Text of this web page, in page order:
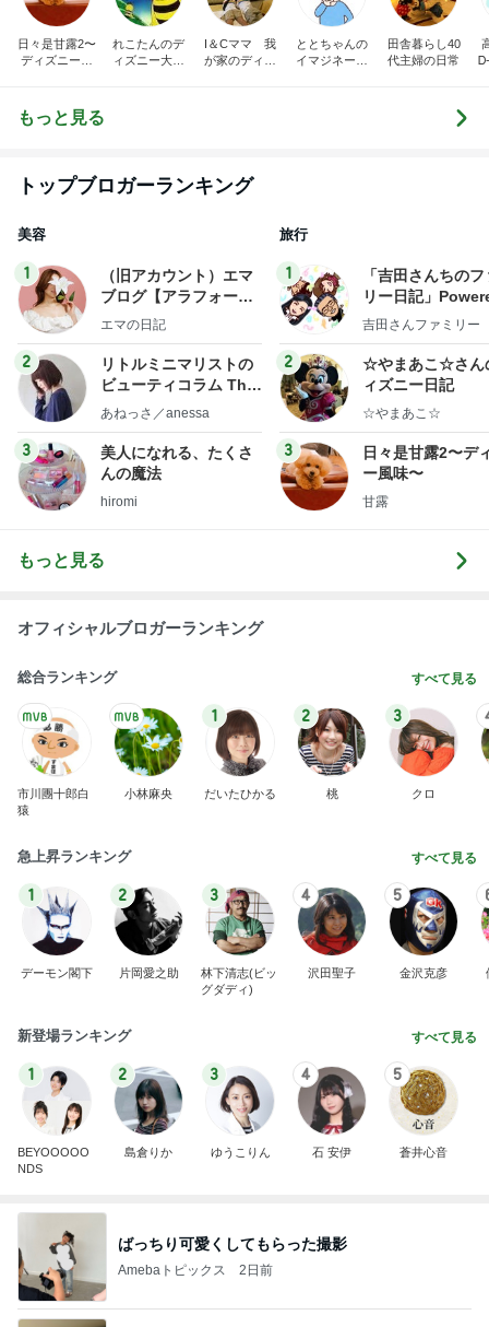
日々是甘露2〜
ディズニー風
れこたんのデ
ィズニー大好
I＆Cママ 我
が家のディズ
ととちゃんの
イマジネーシ
田舎暮らし40
代主婦の日常
もっと見る
トップブロガーランキング
美容
1
（旧アカウント）エマ
ブログ【アラフォー会
社売却セカンドライ
エマの日記
2
リトルミニマリストの
ビューティコラム The
little minimalist's bea
あねっさ／anessa
3
美人になれる、たくさ
んの魔法
hiromi
旅行
1
「吉田さんちの
リー日記」
y Ameba 吉田さ
ログ
吉田さんファミリー
2
☆やまあこ☆さん
ィズニー日記
☆やまあこ☆
3
日々是甘露2〜デ
ー風味〜
甘露
もっと見る
オフィシャルブロガーランキング
総合ランキング すべて見る
市川團十郎白
猿
小林麻央
1
だいたひかる
2
桃
3
クロ
急上昇ランキング すべて見る
1
デーモン閣下
2
片岡愛之助
3
林下清志(ビッ
グダディ)
4
沢田聖子
5
金沢克彦
新登場ランキング すべて見る
1
BEYOOOOO
NDS
2
島倉りか
3
ゆうこりん
4
石 安伊
5
蒼井心音
ばっちり可愛くしてもらった撮影
Amebaトピックス 2日前